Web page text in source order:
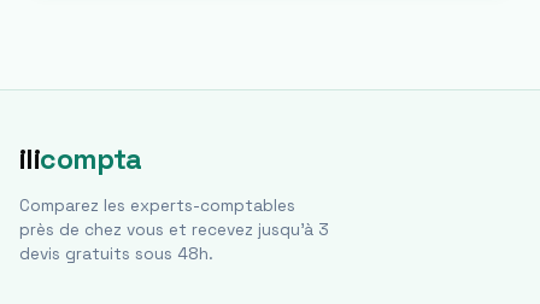
ilicompta
Comparez les experts-comptables
près de chez vous et recevez jusqu'à 3
devis gratuits sous 48h.